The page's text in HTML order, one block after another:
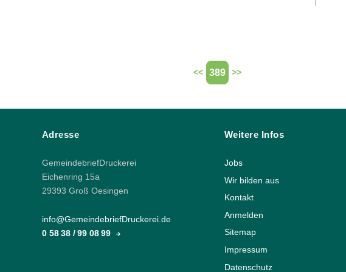
<< 389 >>
Adresse
GemeindebriefDruckerei
Eichenring 15a
29393 Groß Oesingen
info@GemeindebriefDruckerei.de
0 58 38 / 99 08 99
Weitere Infos
Jobs
Wir bilden aus
Kontakt
Anmelden
Sitemap
Impressum
Datenschutz